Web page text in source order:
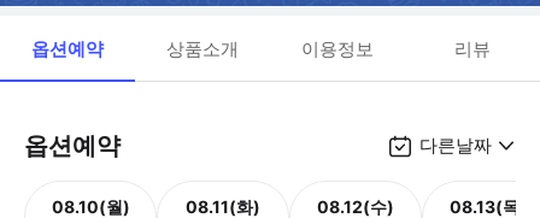
옵션예약 상품소개 이용정보 리뷰
옵션예약 다른날짜
08.10(월) 08.11(화) 08.12(수) 08.13(목)